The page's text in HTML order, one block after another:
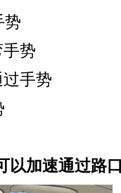
势
势
手势
以加速通过路